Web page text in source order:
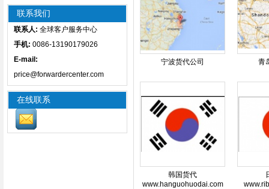
联系我们
联系人: 全球客户服务中心
手机: 0086-13190179026
E-mail:
price@forwardercenter.com
在线联系
宁波货代公司 青
韩国货代
www.hanguohuodai.com